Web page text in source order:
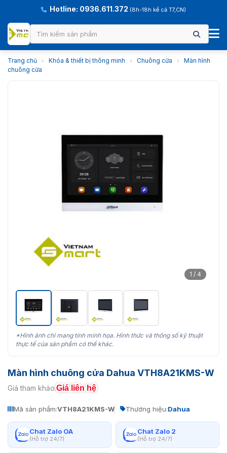
Hotline: 0936.611.372 (8h-18h kể cả T7,CN)
Trang chủ › Khóa & thiết bị thông minh › Chuông cửa ›
Màn hình
chuông cửa
1 / 4
*Hình ảnh chỉ mang tính minh họa. Hình thức và thông số kỹ thuật
thực tế của sản phẩm có thể khác.
Màn hình chuông cửa Dahua VTH8A21KMS-W
Giá tham khảo:Giá liên hệ
Mã sản phẩm:VTH8A21KMS-W Thương hiệu:Dahua
Chat Zalo OA
(Hỗ trợ 24/7)
Chat Zalo 2
(Hỗ trợ 24/7)